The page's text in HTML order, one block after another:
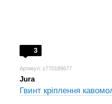
3
Артикул: z770189677
Jura
Гвинт кріплення